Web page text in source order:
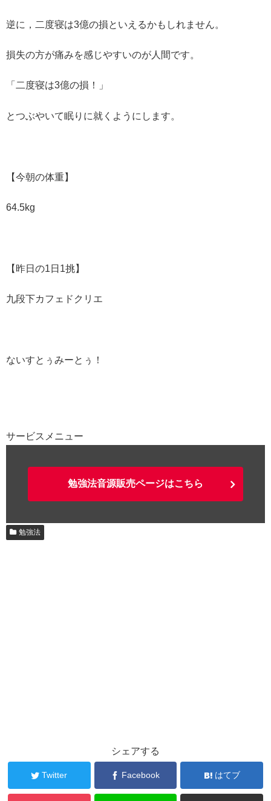
逆に，二度寝は3億の損といえるかもしれません。
損失の方が痛みを感じやすいのが人間です。
「二度寝は3億の損！」
とつぶやいて眠りに就くようにします。
【今朝の体重】
64.5kg
【昨日の1日1挑】
九段下カフェドクリエ
ないすとぅみーとぅ！
サービスメニュー
勉強法音源販売ページはこちら
勉強法
シェアする
Twitter Facebook はてブ